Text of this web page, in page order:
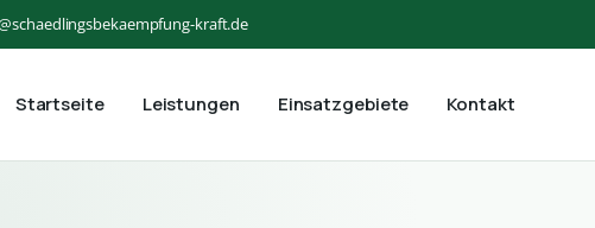
kraft.de
Startseite Leistungen Einsatzgebiete Kontakt